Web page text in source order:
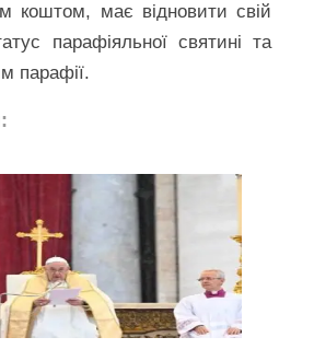
коштом, має відновити свій
парафіяльної святині та
парафії.